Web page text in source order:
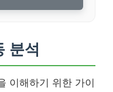
분석
이해하기 위한 가이